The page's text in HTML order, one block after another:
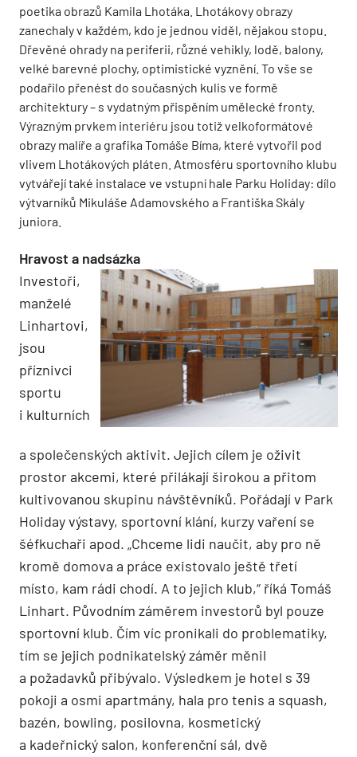
poetika obrazů Kamila Lhotáka. Lhotákovy obrazy
zanechaly v každém, kdo je jednou viděl, nějakou stopu.
Dřevěné ohrady na periferii, různé vehikly, lodě, balony,
velké barevné plochy, optimistické vyznění. To vše se
podařilo přenést do současných kulis ve formě
architektury – s vydatným přispěním umělecké fronty.
Výrazným prvkem interiéru jsou totiž velkoformátové
obrazy malíře a grafika Tomáše Bíma, které vytvořil pod
vlivem Lhotákových pláten. Atmosféru sportovního klubu
vytvářejí také instalace ve vstupní hale Parku Holiday: dílo
výtvarníků Mikuláše Adamovského a Františka Skály
juniora.
Hravost a nadsázka
Investoři,
manželé
Linhartovi,
jsou
příznivci
sportu
i kulturních
a společenských aktivit. Jejich cílem je oživit
prostor akcemi, které přilákají širokou a přitom
kultivovanou skupinu návštěvníků. Pořádají v Park
Holiday výstavy, sportovní klání, kurzy vaření se
šéfkuchaři apod. „Chceme lidi naučit, aby pro ně
kromě domova a práce existovalo ještě třetí
místo, kam rádi chodí. A to jejich klub,“ říká Tomáš
Linhart. Původním záměrem investorů byl pouze
sportovní klub. Čím víc pronikali do problematiky,
tím se jejich podnikatelský záměr měnil
a požadavků přibývalo. Výsledkem je hotel s 39
pokoji a osmi apartmány, hala pro tenis a squash,
bazén, bowling, posilovna, kosmetický
a kadeřnický salon, konferenční sál, dvě